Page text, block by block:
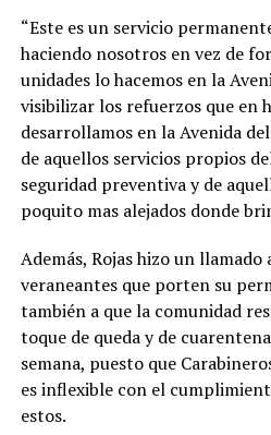
“Este es un servicio
haciendo nosotros en vez de
unidades lo hacemos en la
visibilizar los refuerzos que en
desarrollamos en la Avenida
de aquellos servicios propios
seguridad preventiva y de
poquito mas alejados donde
Además, Rojas hizo un
veraneantes que porten su
también a que la comunidad
toque de queda y de
semana, puesto que
es inflexible con el
estos.